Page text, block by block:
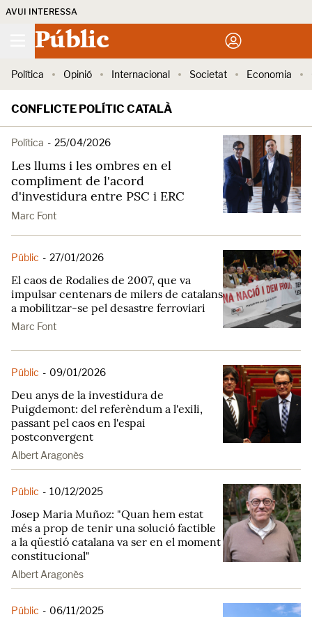
AVUI INTERESSA
Públic
Política Opinió Internacional Societat Economia
CONFLICTE POLÍTIC CATALÀ
Política - 25/04/2026
Les llums i les ombres en el
compliment de l'acord
d'investidura entre PSC i ERC
Marc Font
Públic - 27/01/2026
El caos de Rodalies de 2007, que va
impulsar centenars de milers de catalans
a mobilitzar-se pel desastre ferroviari
Marc Font
Públic - 09/01/2026
Deu anys de la investidura de
Puigdemont: del referèndum a l'exili,
passant pel caos en l'espai
postconvergent
Albert Aragonès
Públic - 10/12/2025
Josep Maria Muñoz: "Quan hem estat
més a prop de tenir una solució factible
a la qüestió catalana va ser en el moment
constitucional"
Albert Aragonès
Públic - 06/11/2025